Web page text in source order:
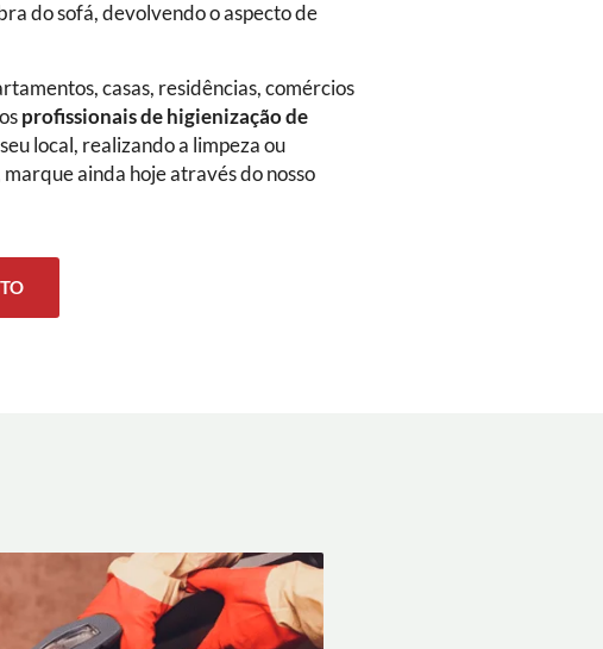
do sofá, devolvendo o aspecto de
casas, residências, comércios
profissionais de higienização de
local, realizando a limpeza ou
ainda hoje através do nosso